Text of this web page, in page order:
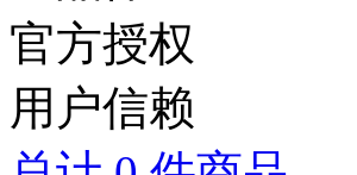
官方授权
用户信赖